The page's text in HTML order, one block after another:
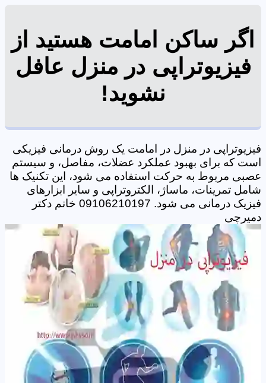
اگر ساکن امامت هستید از
فیزیوتراپی در منزل عافل
نشوید!
فیزیوتراپی در منزل در امامت یک روش درمانی فیزیکی
است که برای بهبود عملکرد عضلات، مفاصل، و سیستم
عصبی مربوط به حرکت استفاده می شود، این تکنیک ها
شامل تمرینات، ماساژ، الکتروتراپی و سایر ابزارهای
فیزیک درمانی می شود. 09106210197 خانم دکتر
دمیرچی